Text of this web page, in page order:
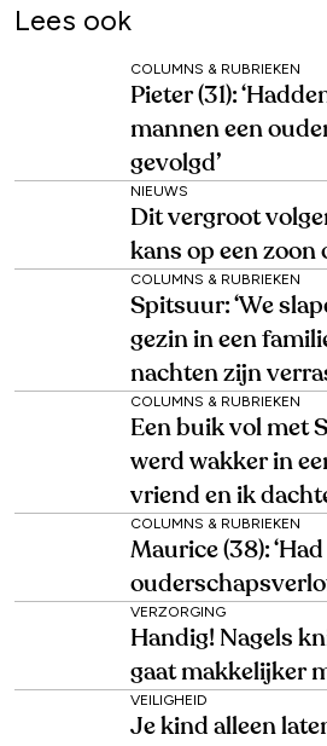
Lees ook
COLUMNS & RUBRIEKEN
Pieter (31):
mannen een
gevolgd’
NIEUWS
Dit vergroot
kans op een zoon
COLUMNS & RUBRIEKEN
Spitsuur: ‘We
gezin in een
nachten zijn
COLUMNS & RUBRIEKEN
Een buik vol met
werd wakker in
vriend en ik
COLUMNS & RUBRIEKEN
Maurice (38):
VERZORGING
Handig! Nagels
gaat makkelijker
VEILIGHEID
Je kind alleen